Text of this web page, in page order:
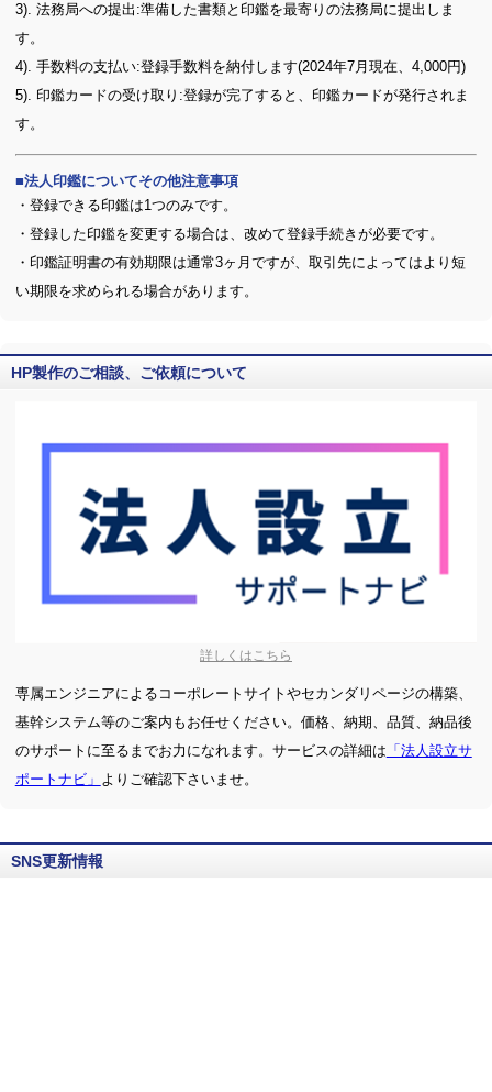
3). 法務局への提出:準備した書類と印鑑を最寄りの法務局に提出しま
す。
4). 手数料の支払い:登録手数料を納付します(2024年7月現在、4,000円)
5). 印鑑カードの受け取り:登録が完了すると、印鑑カードが発行されま
す。
法人印鑑についてその他注意事項
・登録できる印鑑は1つのみです。
・登録した印鑑を変更する場合は、改めて登録手続きが必要です。
・印鑑証明書の有効期限は通常3ヶ月ですが、取引先によってはより短
い期限を求められる場合があります。
HP製作のご相談、ご依頼について
詳しくはこちら
専属エンジニアによるコーポレートサイトやセカンダリページの構築、
基幹システム等のご案内もお任せください。価格、納期、品質、納品後
のサポートに至るまでお力になれます。サービスの詳細は 「法人設立サ
ポートナビ」 よりご確認下さいませ。
SNS更新情報